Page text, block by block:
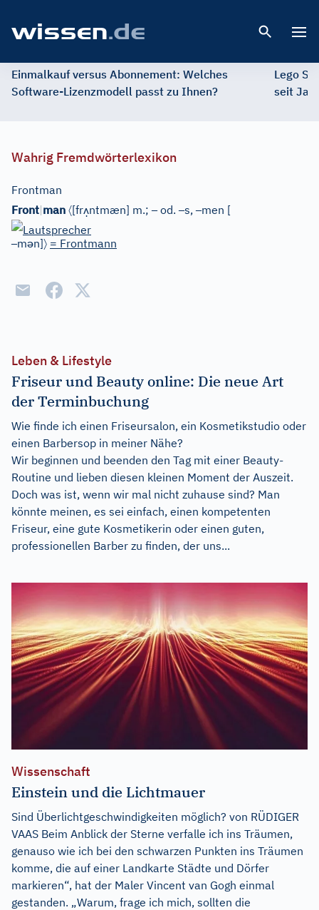
Einmalkauf versus Abonnement: Welches
Software-Lizenzmodell passt zu Ihnen?
Lego
seit
Wahrig Fremdwörterlexikon
Frontman
Front|man 〈[frʌ̣ntmæn] m.;–od.–s,–men [
–mən]〉 = Frontmann
Leben & Lifestyle
Friseur und Beauty online: Die neue Art
der Terminbuchung
Wie finde ich einen Friseursalon, ein Kosmetikstudio oder
einen Barbersop in meiner Nähe?
Wir beginnen und beenden den Tag mit einer Beauty-
Routine und lieben diesen kleinen Moment der Auszeit.
Doch was ist, wenn wir mal nicht zuhause sind? Man
könnte meinen, es sei einfach, einen kompetenten
Friseur, eine gute Kosmetikerin oder einen guten,
professionellen Barber zu finden, der uns...
Wissenschaft
Einstein und die Lichtmauer
Sind Überlichtgeschwindigkeiten möglich? von RÜDIGER
VAAS Beim Anblick der Sterne verfalle ich ins Träumen,
genauso wie ich bei den schwarzen Punkten ins Träumen
komme, die auf einer Landkarte Städte und Dörfer
markieren“, hat der Maler Vincent van Gogh einmal
gestanden. „Warum, frage ich mich, sollten die